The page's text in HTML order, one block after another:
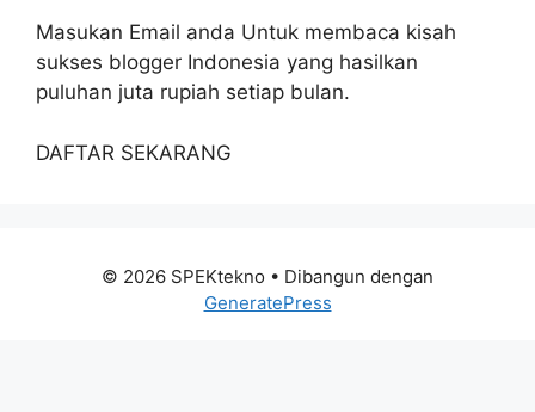
Masukan Email anda Untuk membaca kisah
sukses blogger Indonesia yang hasilkan
puluhan juta rupiah setiap bulan.
DAFTAR SEKARANG
© 2026 SPEKtekno • Dibangun dengan
GeneratePress